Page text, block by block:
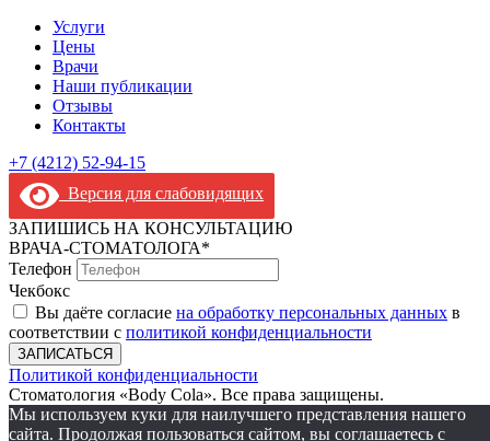
Услуги
Цены
Врачи
Наши публикации
Отзывы
Контакты
+7 (4212) 52-94-15
Версия для слабовидящих
ЗАПИШИСЬ НА КОНСУЛЬТАЦИЮ
ВРАЧА-СТОМАТОЛОГА*
Телефон
Чекбокс
Вы даёте согласие на обработку персональных данных в
соответствии с политикой конфиденциальности
ЗАПИСАТЬСЯ
Политикой конфиденциальности
Стоматология «Body Cola». Все права защищены.
Мы используем куки для наилучшего представления нашего
сайта. Продолжая пользоваться сайтом, вы соглашаетесь с